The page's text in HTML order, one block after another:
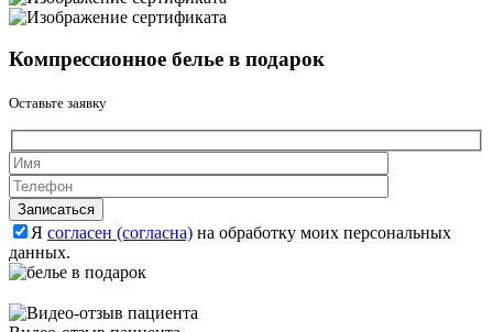
Компрессионное белье в подарок
Оставьте заявку
Я согласен (согласна) на обработку моих персональных
данных.